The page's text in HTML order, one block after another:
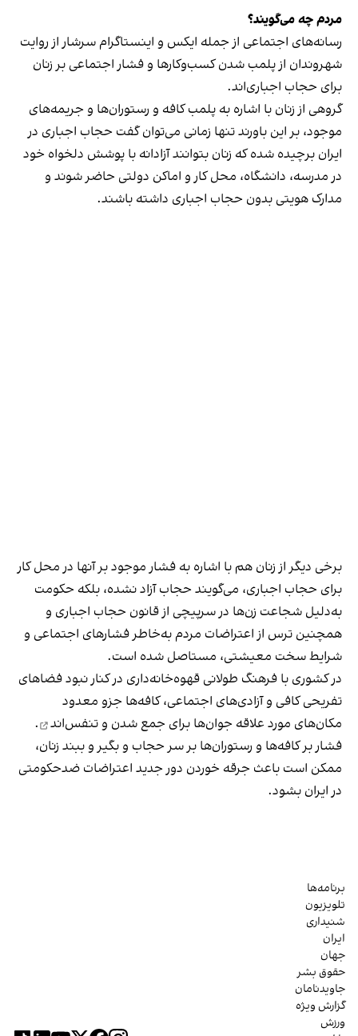
مردم چه می‌گویند؟
رسانه‎‌های اجتماعی از جمله ایکس و اینستاگرام سرشار از روایت
شهروندان از پلمب شدن کسب‌وکارها و فشار اجتماعی بر زنان
برای حجاب اجباری‌اند.
گروهی از زنان با اشاره به پلمب کافه و رستوران‌ها و جریمه‌های
موجود، بر این باورند تنها زمانی می‌توان گفت حجاب اجباری در
ایران برچیده شده که زنان بتوانند آزادانه با پوشش دلخواه خود
در مدرسه، دانشگاه، محل کار و اماکن دولتی حاضر شوند و
مدارک هویتی بدون حجاب اجباری داشته باشند.
برخی دیگر از زنان هم با اشاره به فشار موجود بر آنها در محل کار
برای حجاب اجباری، می‌گویند حجاب آزاد نشده، بلکه حکومت
به‌دلیل شجاعت زن‌ها در سرپیچی از قانون حجاب اجباری و
همچنین ترس از اعتراضات مردم به‌خاطر فشارهای اجتماعی و
شرایط سخت معیشتی، مستاصل شده است.
در کشوری با فرهنگ طولانی قهوه‌‌خانه‌داری در کنار نبود فضاهای
تفریحی کافی و آزادی‌های اجتماعی، کافه‌ها جزو معدود
مکان‌های مورد علاقه جوان‌ها برای جمع شدن و تنفس‌اند
.
فشار بر کافه‌ها و رستوران‌ها بر سر حجاب و بگیر و ببند زنان،
ممکن است باعث جرقه خوردن دور جدید اعتراضات ضدحکومتی
در ایران بشود.
برنامه‌ها
تلویزیون
شنیداری
ایران
جهان
حقوق بشر
جاویدنامان
گزارش ویژه
ورزش